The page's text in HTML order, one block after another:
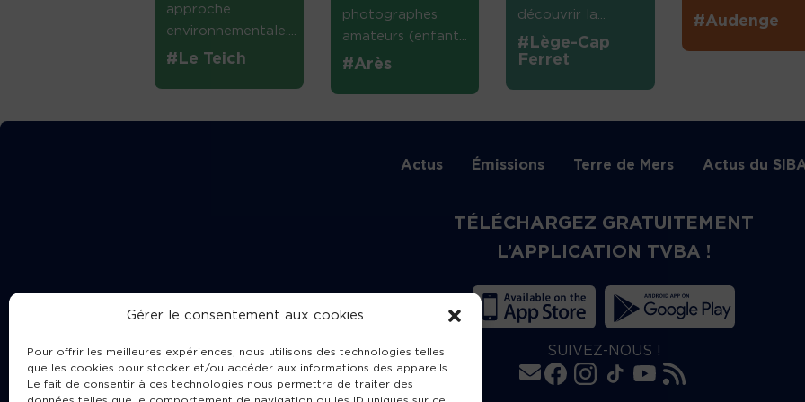
Gérer le consentement aux cookies
Pour offrir les meilleures expériences, nous utilisons des technologies telles
que les cookies pour stocker et/ou accéder aux informations des appareils.
Le fait de consentir à ces technologies nous permettra de traiter des
approche
environnementale....
#Le Teich
photographes
amateurs (enfant...
#Arès
découvrir la...
#Lège-Cap
Ferret
#Audenge
Actus Émissions Terre de Mers Actus du
TÉLÉCHARGEZ GRATUITEMENT
L’APPLICATION TVBA !
SUIVEZ-NOUS !